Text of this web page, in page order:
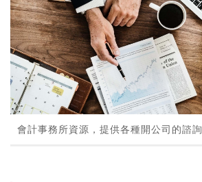
會計事務所資源，提供各種開公司的諮詢